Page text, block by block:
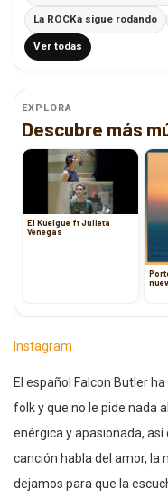
La ROCKa sigue rodando
Ver todas
EXPLORA
Descubre más
El Kuelgue ft Julieta
Venegas
Instagram
El español Falcon Butler
folk y que no le pide nada
enérgica y apasionada,
canción habla del amor, la
dejamos para que la